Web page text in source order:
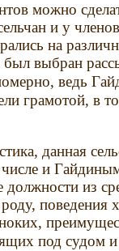
можно
и у
на
выбран
ведь
грамотой, в
данная
и
должности из
поведения
под судом и